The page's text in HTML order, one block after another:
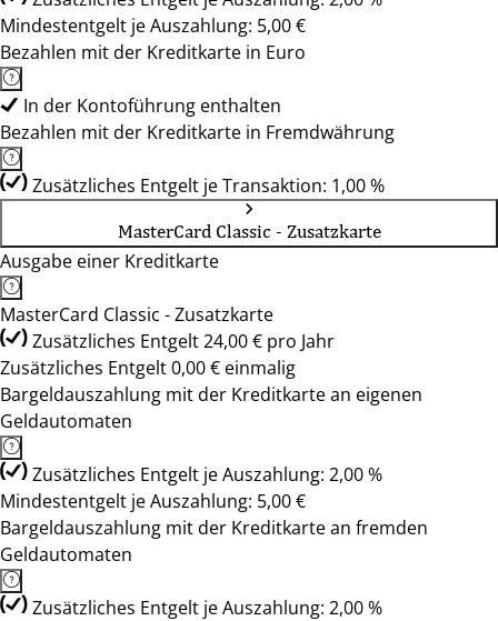
Mindestentgelt je Auszahlung: 5,00 €
Bezahlen mit der Kreditkarte in Euro
In der Kontoführung enthalten
Bezahlen mit der Kreditkarte in Fremdwährung
Zusätzliches Entgelt je Transaktion: 1,00 %
MasterCard Classic - Zusatzkarte
Ausgabe einer Kreditkarte
MasterCard Classic - Zusatzkarte
Zusätzliches Entgelt 24,00 € pro Jahr
Zusätzliches Entgelt 0,00 € einmalig
Bargeldauszahlung mit der Kreditkarte an eigenen
Geldautomaten
Zusätzliches Entgelt je Auszahlung: 2,00 %
Mindestentgelt je Auszahlung: 5,00 €
Bargeldauszahlung mit der Kreditkarte an fremden
Geldautomaten
Zusätzliches Entgelt je Auszahlung: 2,00 %